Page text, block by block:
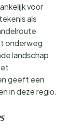
voor
als
onderweg
landschap.
geeft een
in deze regio.